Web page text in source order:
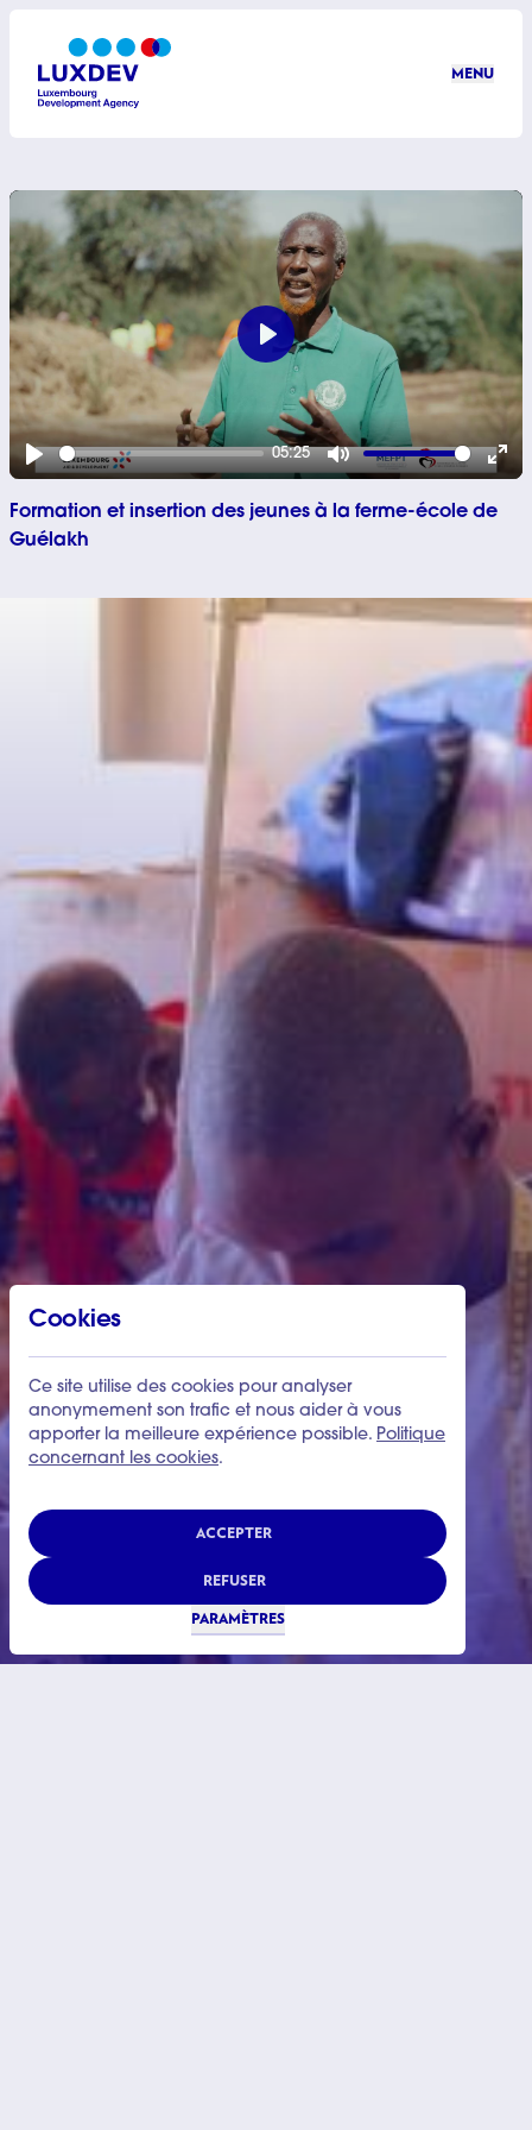
Cookies
Ce site utilise des cookies pour analyser
anonymement son trafic et nous aider à vous
apporter la meilleure expérience possible. Politique
concernant les cookies.
ACCEPTER
REFUSER
PARAMÈTRES
MENU
Play
05:25
Mute
Play
Formation et insertion des jeunes à la ferme-école de
Guélakh